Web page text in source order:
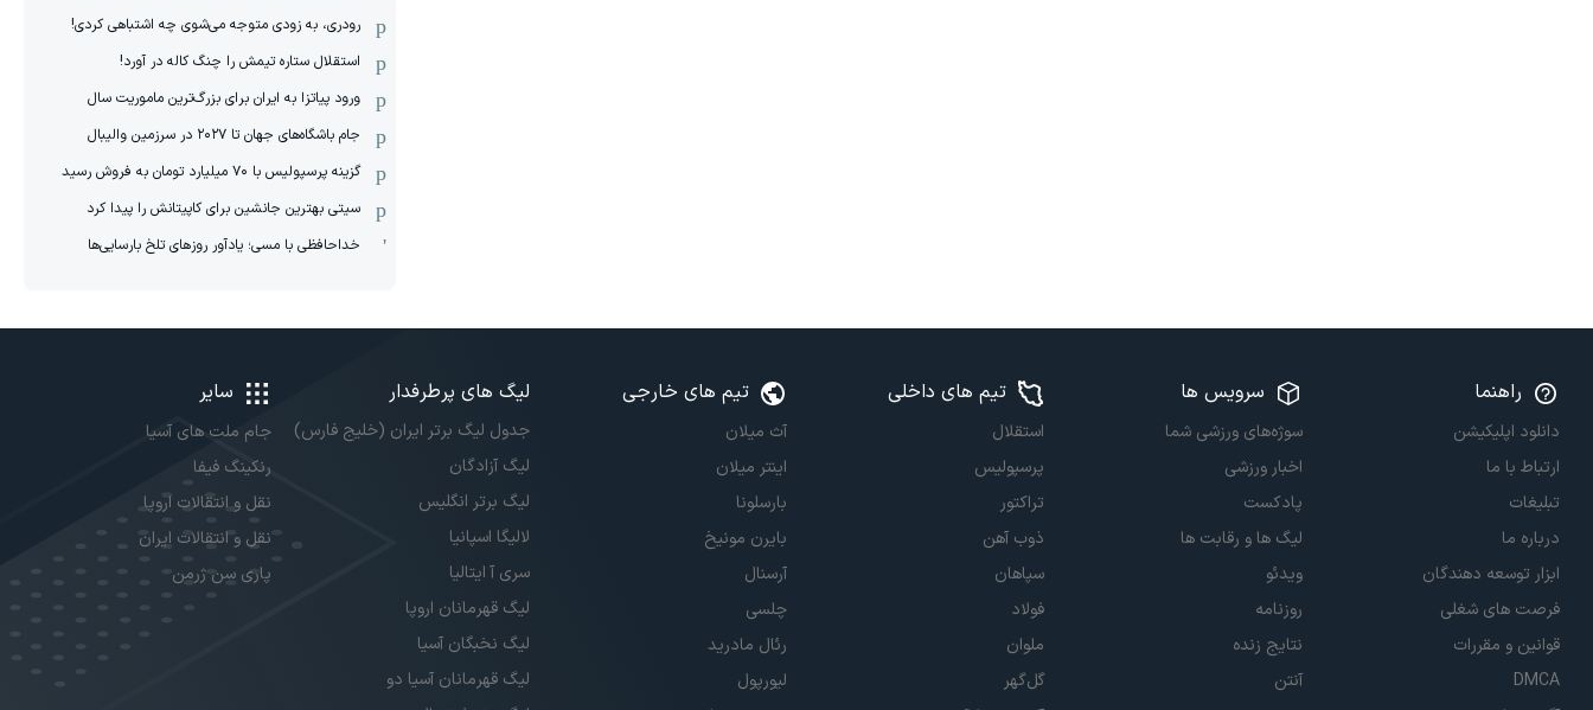
رودری، به زودی متوجه می‌شوی چه اشتباهی کردی!
استقلال ستاره تیمش را چنگ کاله در آورد!
ورود پیاتزا به ایران برای بزرگ‌ترین ماموریت سال
جام باشگاه‌های جهان تا ۲۰۲۷ در سرزمین والیبال
گزینه پرسپولیس با ۷۰ میلیارد تومان به فروش رسید
سیتی بهترین جانشین برای کاپیتانش را پیدا کرد
خداحافظی با مسی؛ یادآور روزهای تلخ بارسایی‌ها
راهنما
دانلود اپلیکیشن
ارتباط با ما
تبلیغات
درباره ما
ابزار توسعه دهندگان
فرصت های شغلی
قوانین و مقررات
DMCA
سرویس ها
سوژه‌های ورزشی شما
اخبار ورزشی
پادکست
لیگ ها و رقابت ها
ویدئو
روزنامه
نتایج زنده
آنتن
تیم های داخلی
استقلال
پرسپولیس
تراکتور
ذوب آهن
سپاهان
فولاد
ملوان
گل‌گهر
تیم های خارجی
آث میلان
اینتر میلان
بارسلونا
بایرن مونیخ
آرسنال
چلسی
رئال مادرید
لیورپول
لیگ های پرطرفدار
جدول لیگ برتر ایران (خلیج فارس)
لیگ آزادگان
لیگ برتر انگلیس
لالیگا اسپانیا
سری آ ایتالیا
لیگ قهرمانان اروپا
لیگ نخبگان آسیا
لیگ قهرمانان آسیا دو
سایر
جام ملت های آسیا
رنکینگ فیفا
نقل و انتقالات اروپا
نقل و انتقالات ایران
پاری سن ژرمن